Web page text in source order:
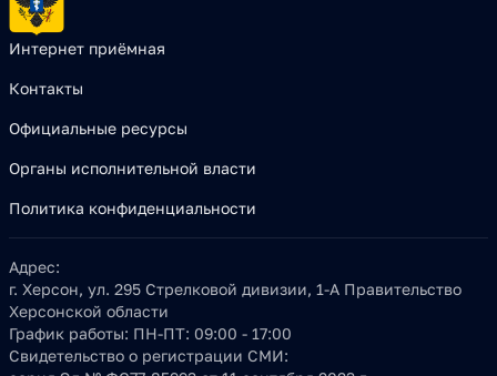
Интернет приёмная
Контакты
Официальные ресурсы
Органы исполнительной власти
Политика конфиденциальности
Адрес:
г. Херсон, ул. 295 Стрелковой дивизии, 1-А Правительство
Херсонской области
График работы: ПН-ПТ: 09:00 - 17:00
Свидетельство о регистрации СМИ: